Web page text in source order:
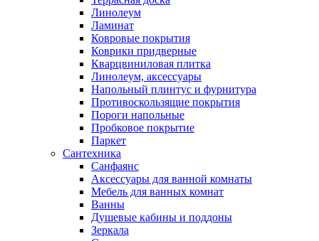
Линолеум
Ламинат
Ковровые покрытия
Коврики придверные
Кварцвиниловая плитка
Линолеум, аксессуары
Напольный плинтус и фурнитура
Противоскользящие покрытия
Пороги напольные
Пробковое покрытие
Паркет
Сантехника
Санфаянс
Аксессуары для ванной комнаты
Мебель для ванных комнат
Ванны
Душевые кабины и поддоны
Зеркала